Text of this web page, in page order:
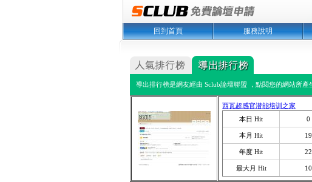
回到首頁 服務說明
導出排行榜是網友經由 Sclub論壇聯盟 ，點閱您的網站所
西瓦超感官潜能培训之家
本日 Hit
0
本月 Hit 19
年度 Hit 22
最大月 Hit 10